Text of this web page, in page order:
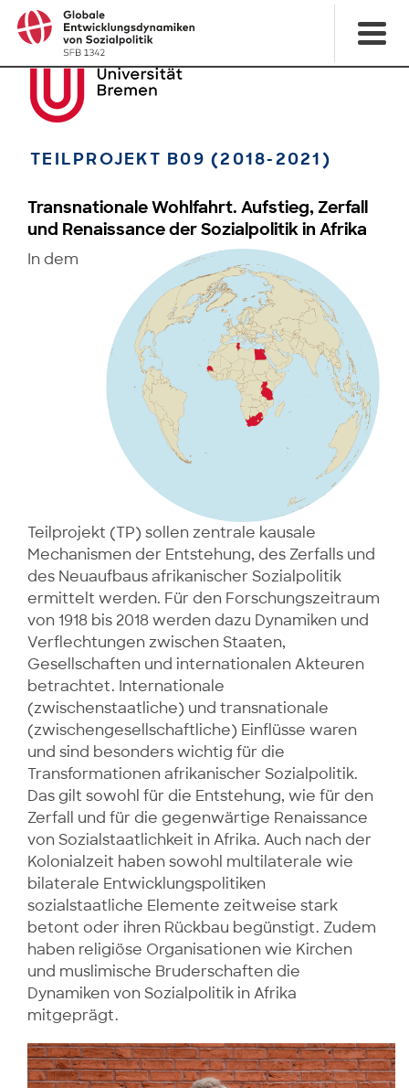
TEILPROJEKT B09 (2018-2021)
Transnationale Wohlfahrt. Aufstieg, Zerfall
und Renaissance der Sozialpolitik in Afrika
In dem
Teilprojekt (TP) sollen zentrale kausale
Mechanismen der Entstehung, des Zerfalls und
des Neuaufbaus afrikanischer Sozialpolitik
ermittelt werden. Für den Forschungszeitraum
von 1918 bis 2018 werden dazu Dynamiken und
Verflechtungen zwischen Staaten,
Gesellschaften und internationalen Akteuren
betrachtet. Internationale
(zwischenstaatliche) und transnationale
(zwischengesellschaftliche) Einflüsse waren
und sind besonders wichtig für die
Transformationen afrikanischer Sozialpolitik.
Das gilt sowohl für die Entstehung, wie für den
Zerfall und für die gegenwärtige Renaissance
von Sozialstaatlichkeit in Afrika. Auch nach der
Kolonialzeit haben sowohl multilaterale wie
bilaterale Entwicklungspolitiken
sozialstaatliche Elemente zeitweise stark
betont oder ihren Rückbau begünstigt. Zudem
haben religiöse Organisationen wie Kirchen
und muslimische Bruderschaften die
Dynamiken von Sozialpolitik in Afrika
mitgeprägt.